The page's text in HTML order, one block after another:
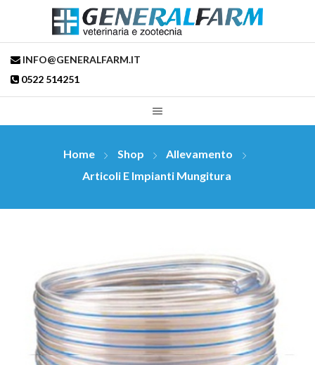
INFO@GENERALFARM.IT
0522 514251
Home Shop
Allevamento
Articoli E Impianti Mungitura